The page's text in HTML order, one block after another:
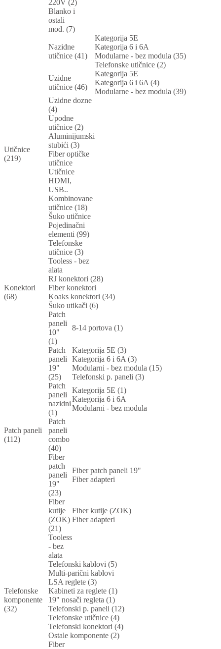
220V (2)
Blanko i
ostali
mod. (7)
Utičnice
(219)
Nazidne
utičnice (41)
Kategorija 5E
Kategorija 6 i 6A
Modularne - bez modula (35)
Telefonske utičnice (2)
Uzidne
utičnice (46)
Kategorija 5E
Kategorija 6 i 6A (4)
Modularne - bez modula (39)
Uzidne dozne
(4)
Upodne
utičnice (2)
Aluminijumski
stubići (3)
Fiber optičke
utičnice
Utičnice
HDMI,
USB..
Kombinovane
utičnice (18)
Šuko utičnice
Pojedinačni
elementi (99)
Telefonske
utičnice (3)
Tooless - bez
alata
Konektori
(68)
RJ konektori (28)
Fiber konektori
Koaks konektori (34)
Šuko utikači (6)
Patch paneli
(112)
Patch
paneli
10"
(1)
8-14 portova (1)
Patch
paneli
19"
(25)
Kategorija 5E (3)
Kategorija 6 i 6A (3)
Modularni - bez modula (15)
Telefonski p. paneli (3)
Patch
paneli
nazidni
(1)
Kategorija 5E (1)
Kategorija 6 i 6A
Modularni - bez modula
Patch
paneli
combo
(40)
Fiber
patch
paneli
19"
(23)
Fiber patch paneli 19"
Fiber adapteri
Fiber
kutije
(ZOK)
(21)
Fiber kutije (ZOK)
Fiber adapteri
Tooless
- bez
alata
Telefonske
komponente
(32)
Telefonski kablovi (5)
Multi-parični kablovi
LSA reglete (3)
Kabineti za reglete (1)
19" nosači regleta (1)
Telefonski p. paneli (12)
Telefonske utičnice (4)
Telefonski konektori (4)
Ostale komponente (2)
Fiber